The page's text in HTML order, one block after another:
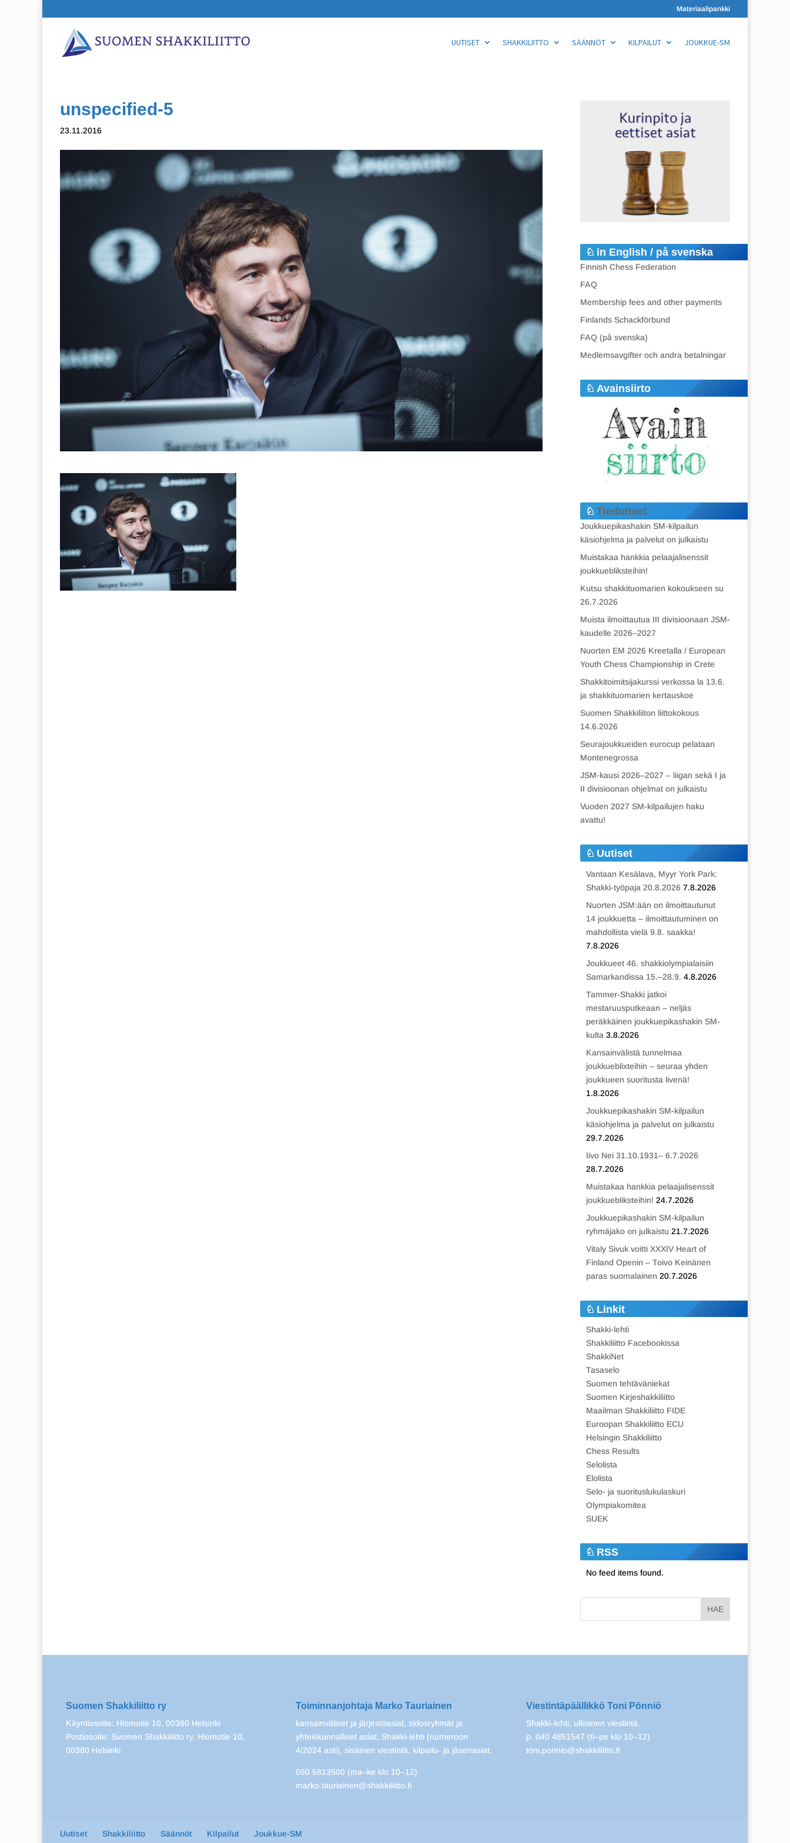
Materiaalipankki
UUTISET SHAKKILIITTO SÄÄNNÖT KILPAILUT JOUKKUE-SM
unspecified-5
23.11.2016
in English / på svenska
Finnish Chess Federation
FAQ
Membership fees and other payments
Finlands Schackförbund
FAQ (på svenska)
Medlemsavgifter och andra betalningar
Avainsiirto
Tiedotteet
Joukkuepikashakin SM-kilpailun
käsiohjelma ja palvelut on julkaistu
Muistakaa hankkia pelaajalisenssit
joukkuebliksteihin!
Kutsu shakkituomarien kokoukseen su
26.7.2026
Muista ilmoittautua III divisioonaan JSM-
kaudelle 2026–2027
Nuorten EM 2026 Kreetalla / European
Youth Chess Championship in Crete
Shakkitoimitsijakurssi verkossa la 13.6.
ja shakkituomarien kertauskoe
Suomen Shakkiliiton liittokokous
14.6.2026
Seurajoukkueiden eurocup pelataan
Montenegrossa
JSM-kausi 2026–2027 – liigan sekä I ja
II divisioonan ohjelmat on julkaistu
Vuoden 2027 SM-kilpailujen haku
avattu!
Uutiset
Vantaan Kesälava, Myyr York Park:
Shakki-työpaja 20.8.2026 7.8.2026
Nuorten JSM:ään on ilmoittautunut
14 joukkuetta – ilmoittautuminen on
mahdollista vielä 9.8. saakka!
7.8.2026
Joukkueet 46. shakkiolympialaisiin
Samarkandissa 15.–28.9. 4.8.2026
Tammer-Shakki jatkoi
mestaruusputkeaan – neljäs
peräkkäinen joukkuepikashakin SM-
kulta 3.8.2026
Kansainvälistä tunnelmaa
joukkueblixteihin – seuraa yhden
joukkueen suoritusta livenä!
1.8.2026
Joukkuepikashakin SM-kilpailun
käsiohjelma ja palvelut on julkaistu
29.7.2026
Iivo Nei 31.10.1931– 6.7.2026
28.7.2026
Muistakaa hankkia pelaajalisenssit
joukkuebliksteihin! 24.7.2026
Joukkuepikashakin SM-kilpailun
ryhmäjako on julkaistu 21.7.2026
Vitaly Sivuk voitti XXXIV Heart of
Finland Openin – Toivo Keinänen
paras suomalainen 20.7.2026
Linkit
Shakki-lehti
Shakkiliitto Facebookissa
ShakkiNet
Tasaselo
Suomen tehtäväniekat
Suomen Kirjeshakkiliitto
Maailman Shakkiliitto FIDE
Euroopan Shakkiliitto ECU
Helsingin Shakkiliitto
Chess Results
Selolista
Elolista
Selo- ja suorituslukulaskuri
Olympiakomitea
SUEK
RSS
No feed items found.
Suomen Shakkiliitto ry
Käyntiosoite: Hiomotie 10, 00380 Helsinki
Postiosoite: Suomen Shakkiliitto ry, Hiomotie 10,
00380 Helsinki
Toiminnanjohtaja Marko Tauriainen
kansainväliset ja järjestöasiat, sidosryhmät ja
yhteiskunnalliset asiat, Shakki-lehti (numeroon
4/2024 asti), sisäinen viestintä, kilpailu- ja jäsenasiat.
050 5813500 (ma–ke klo 10–12)
marko.tauriainen@shakkiliitto.fi
Viestintäpäällikkö Toni Pönniö
Shakki-lehti, ulkoinen viestintä.
p. 040 4851547 (ti–pe klo 10–12)
toni.ponnio@shakkiliitto.fi
Uutiset Shakkiliitto Säännöt Kilpailut Joukkue-SM